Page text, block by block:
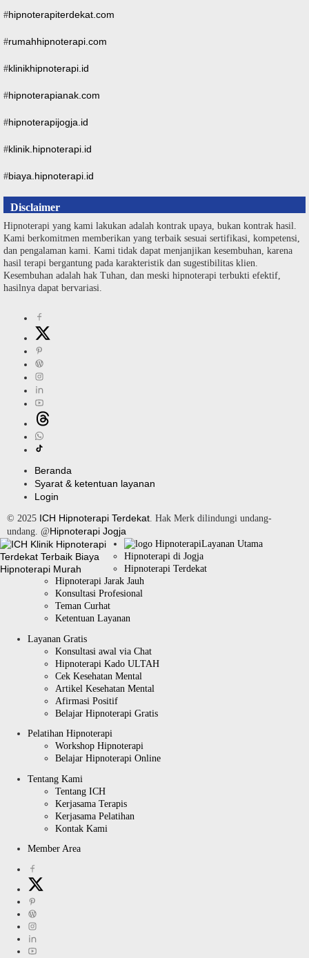
#hipnoterapiterdekat.com
#rumahhipnoterapi.com
#klinikhipnoterapi.id
#hipnoterapianak.com
#hipnoterapijogja.id
#klinik.hipnoterapi.id
#biaya.hipnoterapi.id
Disclaimer
Hipnoterapi yang kami lakukan adalah kontrak upaya, bukan kontrak hasil.
Kami berkomitmen memberikan yang terbaik sesuai sertifikasi, kompetensi,
dan pengalaman kami. Kami tidak dapat menjanjikan kesembuhan, karena
hasil terapi bergantung pada karakteristik dan sugestibilitas klien.
Kesembuhan adalah hak Tuhan, dan meski hipnoterapi terbukti efektif,
hasilnya dapat bervariasi.
Beranda
Syarat & ketentuan layanan
Login
© 2025 ICH Hipnoterapi Terdekat . Hak Merk dilindungi undang-
undang. @Hipnoterapi Jogja
Layanan Utama
Hipnoterapi di Jogja
Hipnoterapi Terdekat
Hipnoterapi Jarak Jauh
Konsultasi Profesional
Teman Curhat
Ketentuan Layanan
Layanan Gratis
Konsultasi awal via Chat
Hipnoterapi Kado ULTAH
Cek Kesehatan Mental
Artikel Kesehatan Mental
Afirmasi Positif
Belajar Hipnoterapi Gratis
Pelatihan Hipnoterapi
Workshop Hipnoterapi
Belajar Hipnoterapi Online
Tentang Kami
Tentang ICH
Kerjasama Terapis
Kerjasama Pelatihan
Kontak Kami
Member Area